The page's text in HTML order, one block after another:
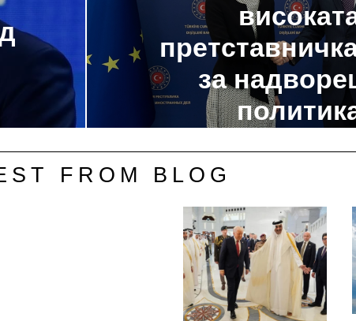
за
FROM BLOG